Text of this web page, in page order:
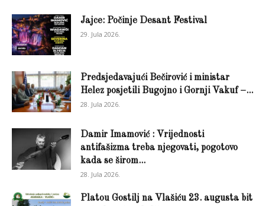
Jajce: Počinje Desant Festival
29. Jula 2026.
Predsjedavajući Bečirović i ministar
Helez posjetili Bugojno i Gornji Vakuf –...
28. Jula 2026.
Damir Imamović : Vrijednosti
antifašizma treba njegovati, pogotovo
kada se širom...
28. Jula 2026.
Platou Gostilj na Vlašiću 23. augusta bit